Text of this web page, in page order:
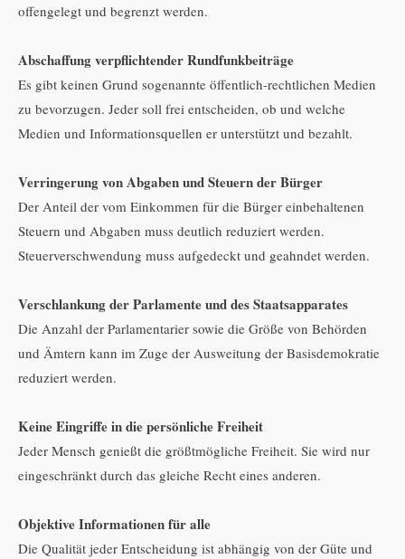
offengelegt und begrenzt werden.
Abschaffung verpflichtender Rundfunkbeiträge
Es gibt keinen Grund sogenannte öffentlich-rechtlichen Medien
zu bevorzugen. Jeder soll frei entscheiden, ob und welche
Medien und Informationsquellen er unterstützt und bezahlt.
Verringerung von Abgaben und Steuern der Bürger
Der Anteil der vom Einkommen für die Bürger einbehaltenen
Steuern und Abgaben muss deutlich reduziert werden.
Steuerverschwendung muss aufgedeckt und geahndet werden.
Verschlankung der Parlamente und des Staatsapparates
Die Anzahl der Parlamentarier sowie die Größe von Behörden
und Ämtern kann im Zuge der Ausweitung der Basisdemokratie
reduziert werden.
Keine Eingriffe in die persönliche Freiheit
Jeder Mensch genießt die größtmögliche Freiheit. Sie wird nur
eingeschränkt durch das gleiche Recht eines anderen.
Objektive Informationen für alle
Die Qualität jeder Entscheidung ist abhängig von der Güte und